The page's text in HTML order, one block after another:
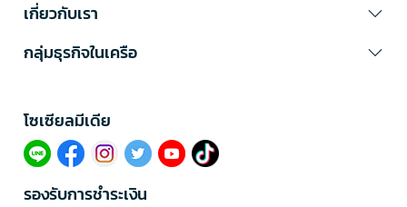
เกี่ยวกับเรา
กลุ่มธุรกิจในเครือ
โซเซียลมีเดีย​
รองรับการชำระเงิน